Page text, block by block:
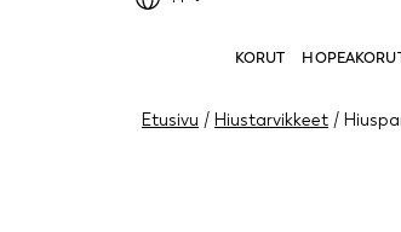
KORUT
Etusivu / Hiustarvikkeet /